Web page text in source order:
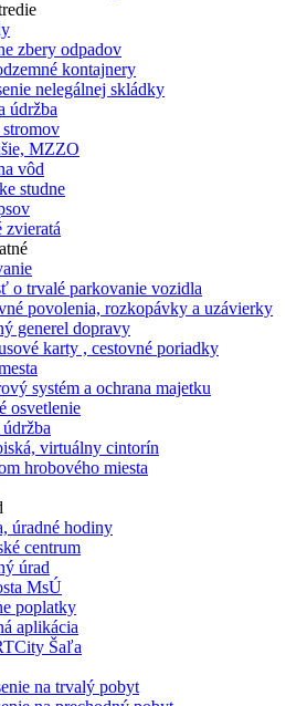
zbery odpadov
kontajnery
nelegálnej skládky
údržba
MZZO
vôd
studne
zvieratá
o trvalé parkovanie vozidla
povolenia, rozkopávky a uzávierky
generel dopravy
karty , cestovné poriadky
systém a ochrana majetku
osvetlenie
virtuálny cintorín
hrobového miesta
úradné hodiny
centrum
úrad
MsÚ
poplatky
aplikácia
Šaľa
na trvalý pobyt